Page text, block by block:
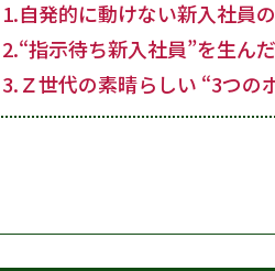
1.自発的に動けない新入社員
2.“指示待ち新入社員”を生ん
3.Ｚ世代の素晴らしい “3つの